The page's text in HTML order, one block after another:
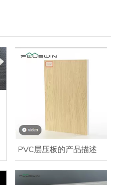
PVC层压板的产品描述